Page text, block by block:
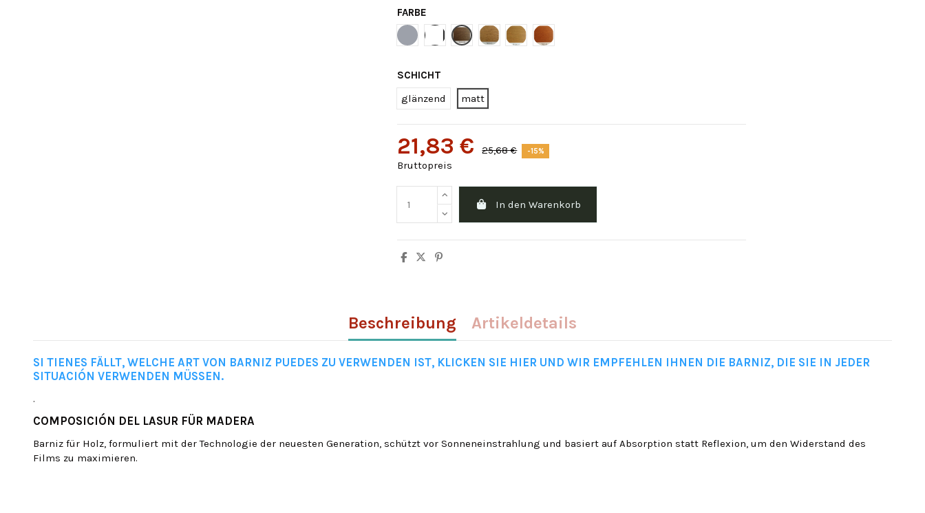
FARBE
grau
WeißeNogal Trox 38Amerikanische Eiche TROX 03
Eiche TROX 03Mahagoni-Sapeli TROX 8
SCHICHT
glänzend
matt
21,83 € 25,68 € -15%
Bruttopreis
In den Warenkorb
Beschreibung Artikeldetails
SI TIENES FÄLLT, WELCHE ART VON BARNIZ PUEDES ZU VERWENDEN IST, KLICKEN SIE HIER UND WIR EMPFEHLEN IHNEN DIE BARNIZ, DIE SIE IN JEDER
SITUACIÓN VERWENDEN MÜSSEN.
.
COMPOSICIÓN DEL LASUR FÜR MADERA
Barniz für Holz, formuliert mit der Technologie der neuesten Generation, schützt vor Sonneneinstrahlung und basiert auf Absorption statt Reflexion, um den Widerstand des
Films zu maximieren.